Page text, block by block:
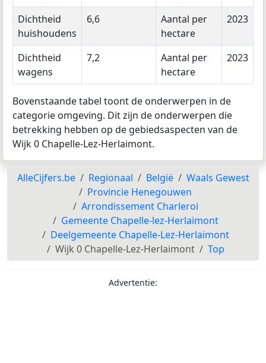
Dichtheid
huishoudens
6,6
Aantal per
hectare
2023
Dichtheid
wagens
7,2
Aantal per
hectare
2023
Bovenstaande tabel toont de onderwerpen in de
categorie omgeving. Dit zijn de onderwerpen die
betrekking hebben op de gebiedsaspecten van de
Wijk 0 Chapelle-Lez-Herlaimont.
AlleCijfers.be Regionaal België
Waals Gewest
Provincie Henegouwen
Arrondissement Charleroi
Gemeente Chapelle-lez-Herlaimont
Deelgemeente Chapelle-Lez-Herlaimont
Wijk 0 Chapelle-Lez-Herlaimont
Top
Advertentie: